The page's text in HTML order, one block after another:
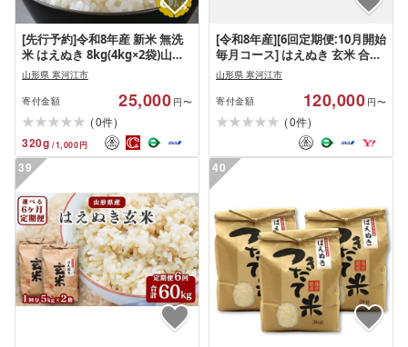
[先行予約]令和8年産 新米 無洗
米 はえぬき 8kg(4kg×2袋)山形
県産 [2026年9月下旬頃から順次
発送予定] 025-C-JF034-R8
山形県 寒河江市
寄付金額 25,000 円〜
(0件)
320g /1,000円
[令和8年産][6回定期便:10月開始
毎月コース] はえぬき 玄米 合計
60kg (10kg(5kg×2袋)× 6回) 山
形県産 [ 新米 ] 120-C-JF017-毎
月-R8
山形県 寒河江市
寄付金額 120,000 円〜
(0件)
39 40